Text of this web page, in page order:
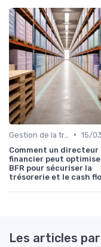
• 15/
Comment un directeur
financier peut
BFR pour sécuriser la
trésorerie et le cash
Les articles